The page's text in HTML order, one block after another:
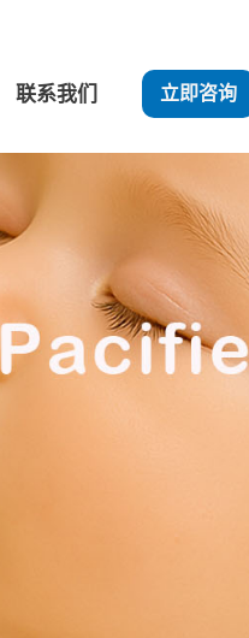
联系我们 立即咨询